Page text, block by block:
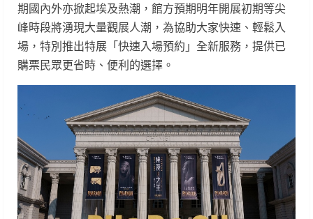
期國內外亦掀起埃及熱潮，館方預期明年開展初期等尖
峰時段將湧現大量觀展人潮，為協助大家快速、輕鬆入
場，特別推出特展「快速入場預約」全新服務，提供已
購票民眾更省時、便利的選擇。